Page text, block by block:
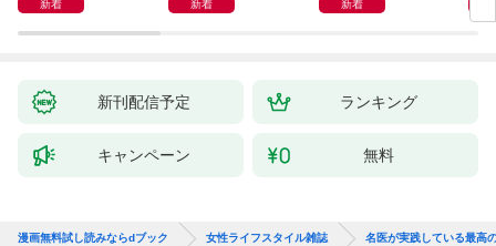
新着 新着 新着
新刊配信予定 ランキング
キャンペーン 無料
漫画無料試し読みならdブック 女性ライフスタイル雑誌 名医が実践している最高